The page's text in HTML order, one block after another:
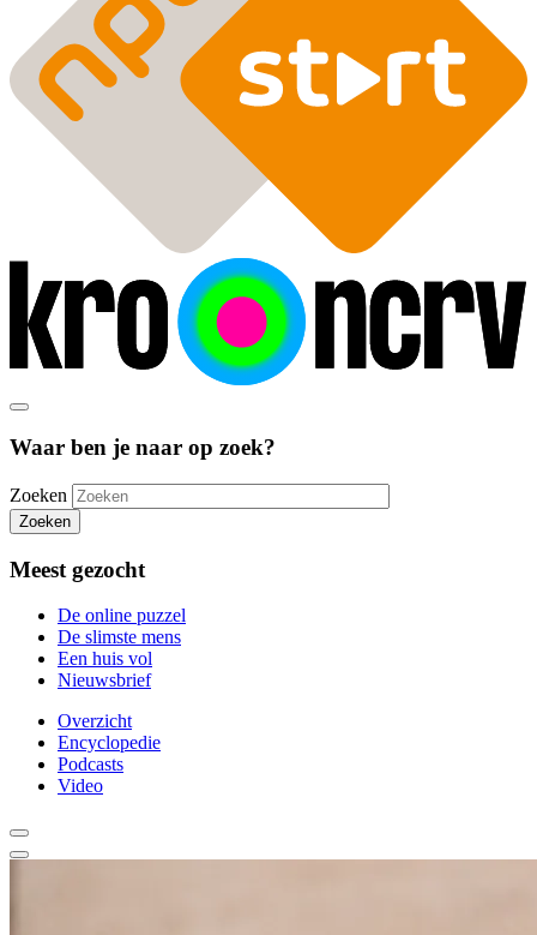
Waar ben je naar op zoek?
Zoeken
Zoeken
Meest gezocht
De online puzzel
De slimste mens
Een huis vol
Nieuwsbrief
Overzicht
Encyclopedie
Podcasts
Video